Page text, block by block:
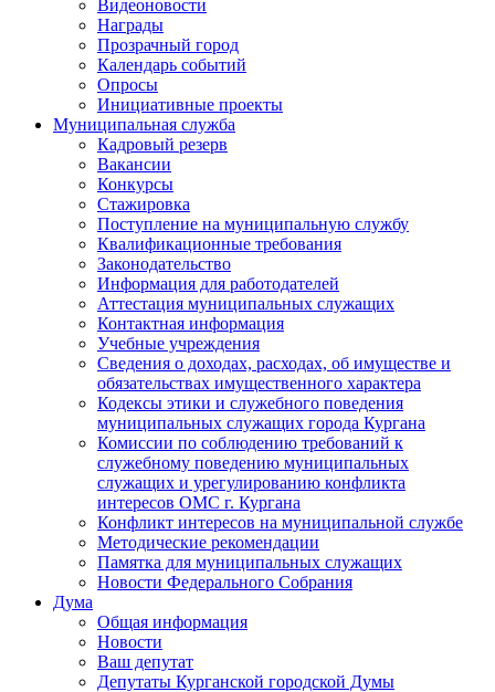
Видеоновости
Награды
Прозрачный город
Календарь событий
Опросы
Инициативные проекты
Муниципальная служба
Кадровый резерв
Вакансии
Конкурсы
Стажировка
Поступление на муниципальную службу
Квалификационные требования
Законодательство
Информация для работодателей
Аттестация муниципальных служащих
Контактная информация
Учебные учреждения
Сведения о доходах, расходах, об имуществе и
обязательствах имущественного характера
Кодексы этики и служебного поведения
муниципальных служащих города Кургана
Комиссии по соблюдению требований к
служебному поведению муниципальных
служащих и урегулированию конфликта
интересов ОМС г. Кургана
Конфликт интересов на муниципальной службе
Методические рекомендации
Памятка для муниципальных служащих
Новости Федерального Cобрания
Дума
Общая информация
Новости
Ваш депутат
Депутаты Курганской городской Думы